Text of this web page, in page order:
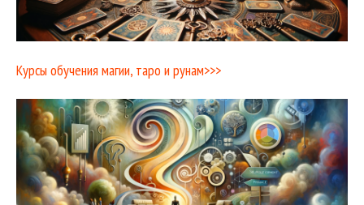
Курсы обучения магии, таро и рунам>>>